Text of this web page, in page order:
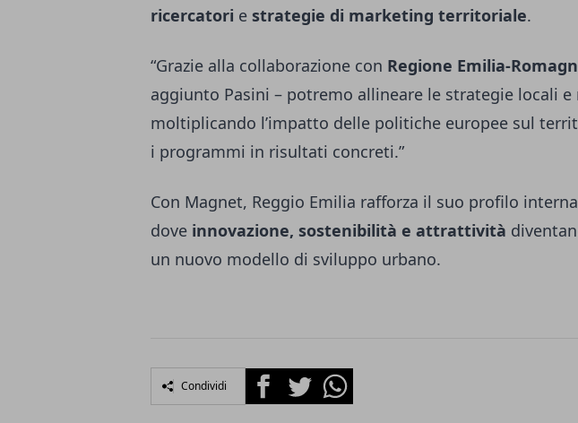
ricercatori e strategie di marketing territoriale.
“Grazie alla collaborazione con Regione Emilia-
aggiunto Pasini – potremo allineare le strategie locali e
moltiplicando l’impatto delle politiche europee sul
i programmi in risultati concreti.”
Con Magnet, Reggio Emilia rafforza il suo profilo
dove innovazione, sostenibilità e attrattività
un nuovo modello di sviluppo urbano.
Condividi FacebookTwitterWhatsapp